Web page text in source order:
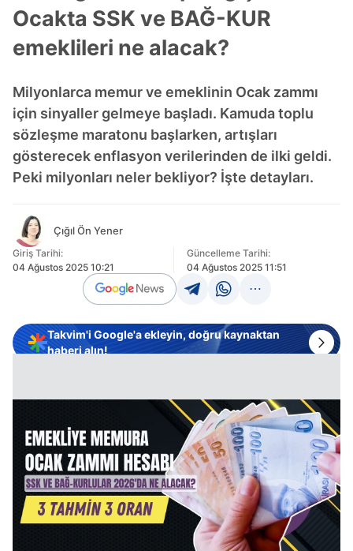
Ocakta SSK ve BAĞ-KUR
emeklileri ne alacak?
Milyonlarca memur ve emeklinin Ocak zammı
için sinyaller gelmeye başladı. Kamuda toplu
sözleşme maratonu başlarken, artışları
gösterecek enflasyon verilerinden de ilki geldi.
Peki milyonları neler bekliyor? İşte detayları.
Çığıl Ön Yener
Giriş Tarihi:
04 Ağustos 2025 10:21
Güncelleme Tarihi:
04 Ağustos 2025 11:51
Takvim'i Google'a ekleyin, doğru kaynaktan
haberi alın!